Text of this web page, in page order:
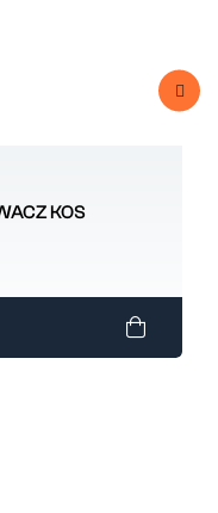
KOS